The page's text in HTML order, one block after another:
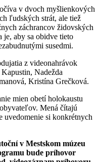
v dvoch myšlienkových
ľudských strát, ale tiež
záchrancov židovských
aby sa obidve tieto
susedmi.
z videonahrávok
Nadežda
Kristína Grečková.
mien obetí holokaustu
Mená čítajú
uvedomenie si konkrétnych
v Mestskom múzeu
bude príhovor